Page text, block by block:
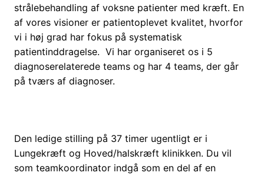
strålebehandling af voksne patienter med kræft. En
af vores visioner er patientoplevet kvalitet, hvorfor
vi i høj grad har fokus på systematisk
patientinddragelse. Vi har organiseret os i 5
diagnoserelaterede teams og har 4 teams, der går
på tværs af diagnoser.
Den ledige stilling på 37 timer ugentligt er i
Lungekræft og Hoved/halskræft klinikken. Du vil
som teamkoordinator indgå som en del af en